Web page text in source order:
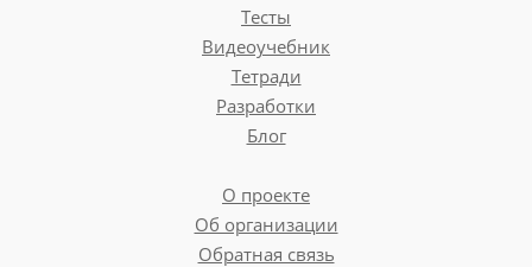
Тесты
Видеоучебник
Тетради
Разработки
Блог
О проекте
Об организации
Обратная связь